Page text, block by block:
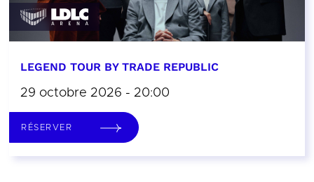
LEGEND TOUR BY TRADE REPUBLIC
29 octobre 2026 - 20:00
RÉSERVER